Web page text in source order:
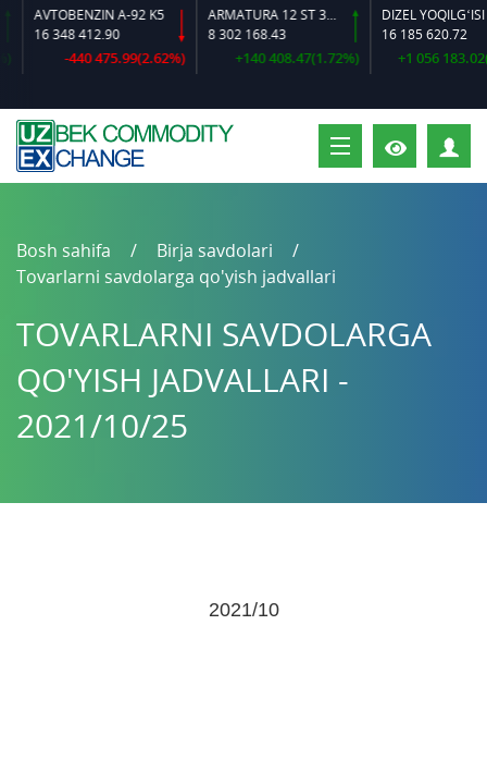
AVTOBENZIN A-92 K5
16 348 412.90
-440 475.99(2.62%)
ARMATURA 12 ST 35 GS O‘LCHAMLI
8 302 168.43
+140 408.47(1.72%)
DIZEL YOQILG‘ISI
16 185 620.72
+1 056
Bosh sahifa
Birja savdolari
Tovarlarni savdolarga qo'yish jadvallari
TOVARLARNI SAVDOLARGA
QO'YISH JADVALLARI -
2021/10/25
2021/10